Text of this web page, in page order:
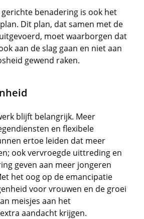
benadering is ook het
Dit plan, dat samen met de
moet waarborgen dat
aan de slag gaan en niet aan
gewend raken.
blijft belangrijk. Meer
en flexibele
ertoe leiden dat meer
ook vervroegde uittreding en
geven aan meer jongeren
het oog op de emancipatie
voor vrouwen en de groei
meisjes aan het
aandacht krijgen.